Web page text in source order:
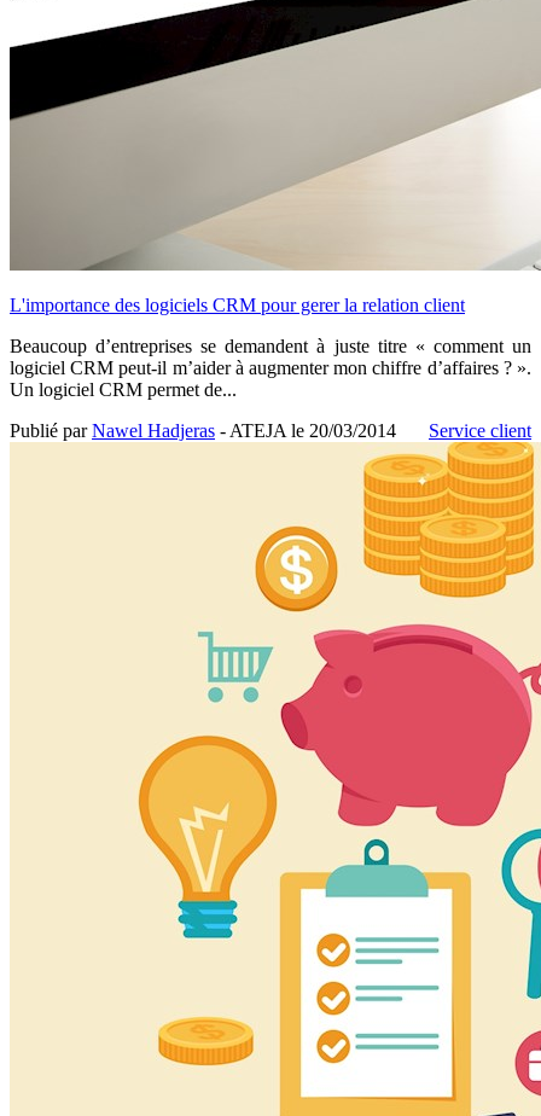
L'importance des logiciels CRM pour gerer la relation client
Beaucoup d’entreprises se demandent à juste titre « comment un
logiciel CRM peut-il m’aider à augmenter mon chiffre d’affaires ? ».
Un logiciel CRM permet de...
Service client
Publié parNawel Hadjeras - ATEJA le 20/03/2014